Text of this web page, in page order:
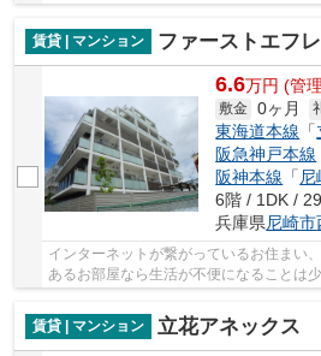
万円と、この条件の物件としては魅力的
賃貸 | マンション
ファーストエフレ
6.6万円 (管
敷金 0ヶ月
東海道本線 「
阪急神戸本線
阪神本線 「尼
6階 / 1DK /
兵庫県尼崎市
インターネットが繋がっているお住まい
あるお部屋なら生活が不便になることは
賃貸 | マンション
立花アネックス